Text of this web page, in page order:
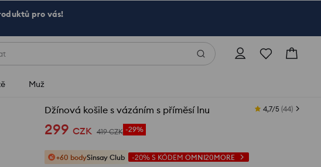
pro vás!
Muž
Džínová košile s vázáním s příměsí lnu 4,7/5 (44)
299 CZK 419 CZK -29%
+60 bodySinsay Club -20% S KÓDEM OMNI20MORE